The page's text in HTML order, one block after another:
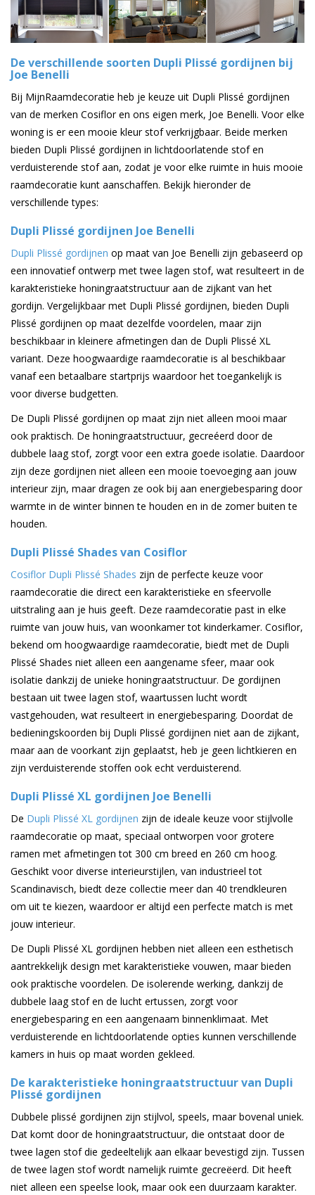
De verschillende soorten Dupli Plissé gordijnen bij
Joe Benelli
Bij MijnRaamdecoratie heb je keuze uit Dupli Plissé gordijnen
van de merken Cosiflor en ons eigen merk, Joe Benelli. Voor elke
woning is er een mooie kleur stof verkrijgbaar. Beide merken
bieden Dupli Plissé gordijnen in lichtdoorlatende stof en
verduisterende stof aan, zodat je voor elke ruimte in huis mooie
raamdecoratie kunt aanschaffen. Bekijk hieronder de
verschillende types:
Dupli Plissé gordijnen Joe Benelli
Dupli Plissé gordijnen op maat van Joe Benelli zijn gebaseerd op
een innovatief ontwerp met twee lagen stof, wat resulteert in de
karakteristieke honingraatstructuur aan de zijkant van het
gordijn. Vergelijkbaar met Dupli Plissé gordijnen, bieden Dupli
Plissé gordijnen op maat dezelfde voordelen, maar zijn
beschikbaar in kleinere afmetingen dan de Dupli Plissé XL
variant. Deze hoogwaardige raamdecoratie is al beschikbaar
vanaf een betaalbare startprijs waardoor het toegankelijk is
voor diverse budgetten.
De Dupli Plissé gordijnen op maat zijn niet alleen mooi maar
ook praktisch. De honingraatstructuur, gecreéerd door de
dubbele laag stof, zorgt voor een extra goede isolatie. Daardoor
zijn deze gordijnen niet alleen een mooie toevoeging aan jouw
interieur zijn, maar dragen ze ook bij aan energiebesparing door
warmte in de winter binnen te houden en in de zomer buiten te
houden.
Dupli Plissé Shades van Cosiflor
Cosiflor Dupli Plissé Shades zijn de perfecte keuze voor
raamdecoratie die direct een karakteristieke en sfeervolle
uitstraling aan je huis geeft. Deze raamdecoratie past in elke
ruimte van jouw huis, van woonkamer tot kinderkamer. Cosiflor,
bekend om hoogwaardige raamdecoratie, biedt met de Dupli
Plissé Shades niet alleen een aangename sfeer, maar ook
isolatie dankzij de unieke honingraatstructuur. De gordijnen
bestaan uit twee lagen stof, waartussen lucht wordt
vastgehouden, wat resulteert in energiebesparing. Doordat de
bedieningskoorden bij Dupli Plissé gordijnen niet aan de zijkant,
maar aan de voorkant zijn geplaatst, heb je geen lichtkieren en
zijn verduisterende stoffen ook echt verduisterend.
Dupli Plissé XL gordijnen Joe Benelli
De Dupli Plissé XL gordijnen zijn de ideale keuze voor stijlvolle
raamdecoratie op maat, speciaal ontworpen voor grotere
ramen met afmetingen tot 300 cm breed en 260 cm hoog.
Geschikt voor diverse interieurstijlen, van industrieel tot
Scandinavisch, biedt deze collectie meer dan 40 trendkleuren
om uit te kiezen, waardoor er altijd een perfecte match is met
jouw interieur.
De Dupli Plissé XL gordijnen hebben niet alleen een esthetisch
aantrekkelijk design met karakteristieke vouwen, maar bieden
ook praktische voordelen. De isolerende werking, dankzij de
dubbele laag stof en de lucht ertussen, zorgt voor
energiebesparing en een aangenaam binnenklimaat. Met
verduisterende en lichtdoorlatende opties kunnen verschillende
kamers in huis op maat worden gekleed.
De karakteristieke honingraatstructuur van Dupli
Plissé gordijnen
Dubbele plissé gordijnen zijn stijlvol, speels, maar bovenal uniek.
Dat komt door de honingraatstructuur, die ontstaat door de
twee lagen stof die gedeeltelijk aan elkaar bevestigd zijn. Tussen
de twee lagen stof wordt namelijk ruimte gecreëerd. Dit heeft
niet alleen een speelse look, maar ook een duurzaam karakter.